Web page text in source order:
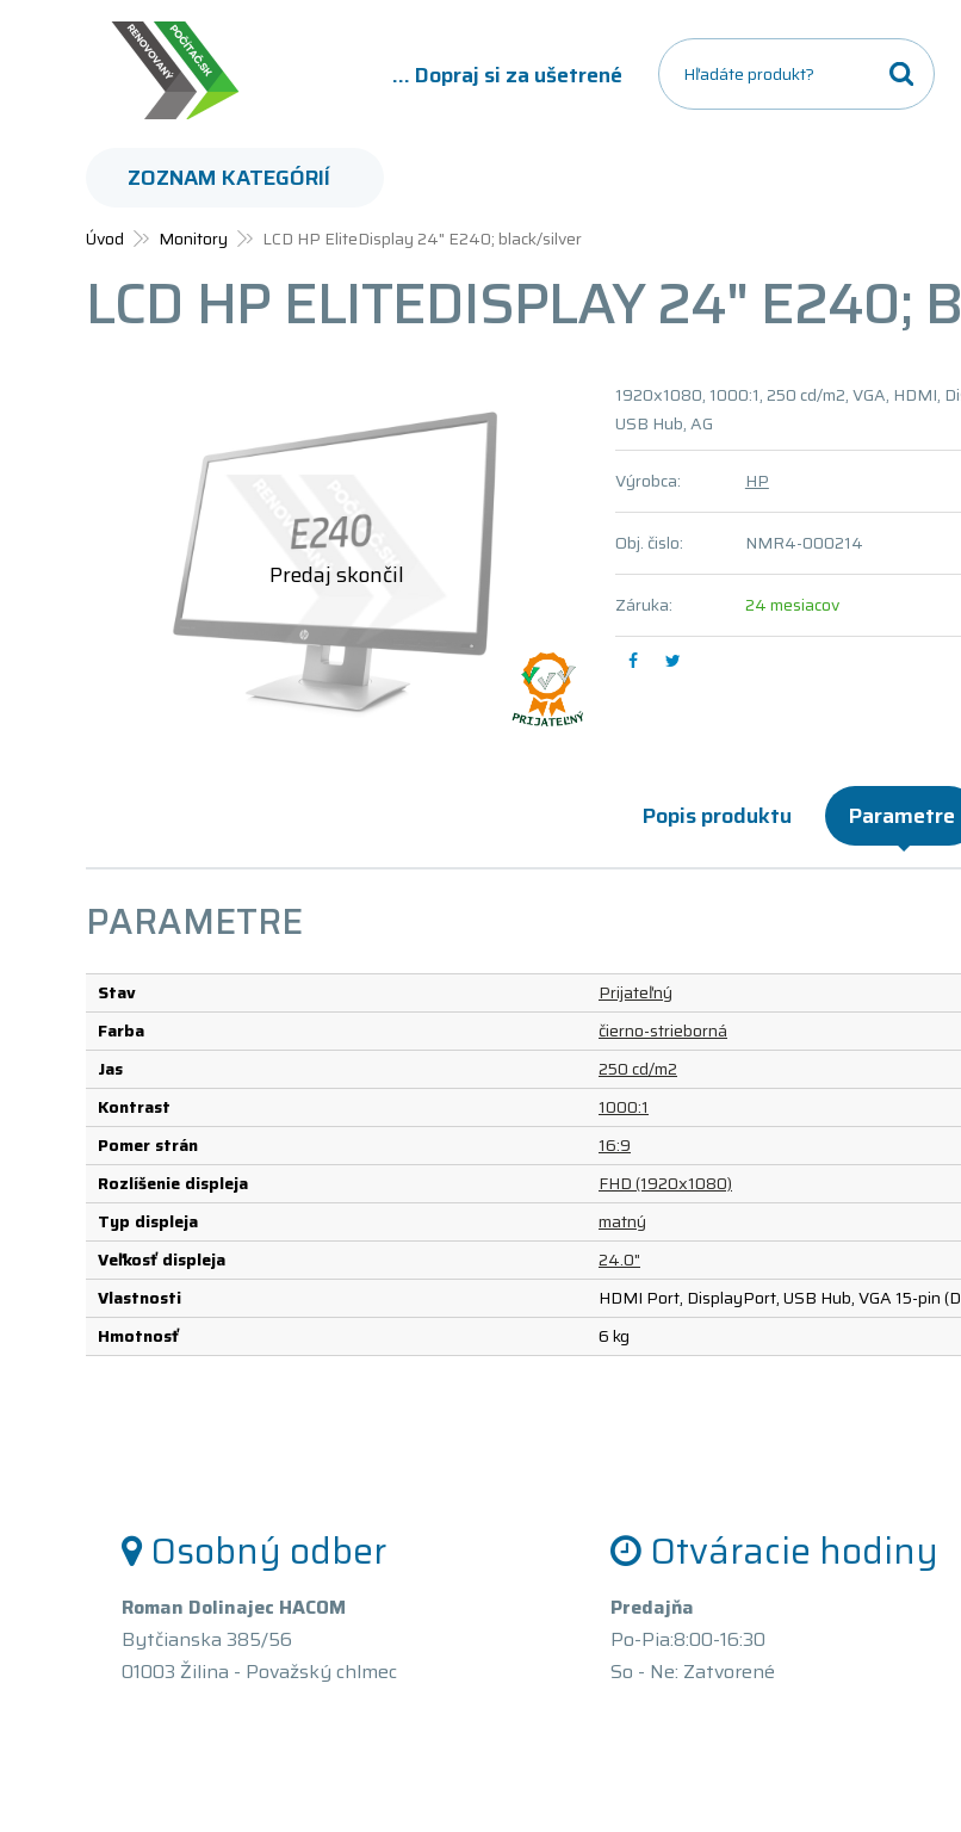
... Dopraj si za ušetrené
Úvod Monitory LCD HP EliteDisplay 24" E240; black/silver
LCD HP ELITEDISPLAY 24" E240;
1920x1080, 1000:1, 250 cd/m2, VGA, HDMI,
USB Hub, AG
Výrobca: HP
Obj. čislo: NMR4-000214
Záruka: 24 mesiacov
Popis produktu Parametre
PARAMETRE
Stav
Prijateľný
Farba
čierno-strieborná
Jas
250 cd/m2
Kontrast
1000:1
Pomer strán
16:9
Rozlíšenie displeja
FHD (1920x1080)
Typ displeja
matný
Veľkosť displeja
24.0"
Vlastnosti
HDMI Port, DisplayPort, USB Hub, VGA 15-pin
Hmotnosť
6 kg
ZOZNAM KATEGÓRIÍ
Osobný odber
Roman Dolinajec HACOM
Bytčianska 385/56
01003 Žilina - Považský chlmec
Otváracie hodiny
Predajňa
Po-Pia:8:00-16:30
So - Ne: Zatvorené